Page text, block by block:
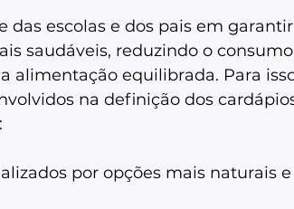
das escolas e dos pais em
saudáveis, reduzindo o
alimentação equilibrada. Para
na definição dos
por opções mais naturais e